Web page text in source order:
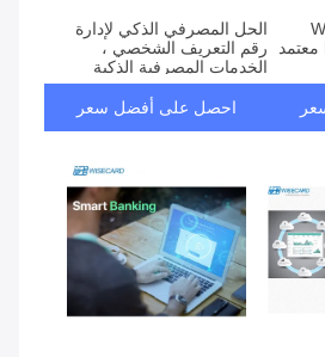
Platform Bank System معتمد
الحل المصرفي الذكي لإدارة
رقم التعريف الشخصي ،
الخدمات المصرفية الذكية
للأعمال لطباعة كشف الحساب
احصل على أفضل سعر